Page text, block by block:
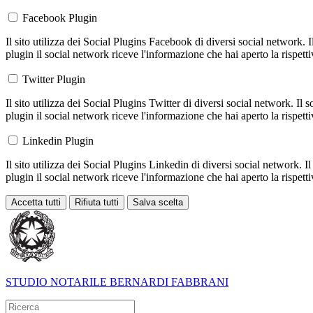
Facebook Plugin
Il sito utilizza dei Social Plugins Facebook di diversi social network.
plugin il social network riceve l'informazione che hai aperto la
Twitter Plugin
Il sito utilizza dei Social Plugins Twitter di diversi social network. Il
plugin il social network riceve l'informazione che hai aperto la
Linkedin Plugin
Il sito utilizza dei Social Plugins Linkedin di diversi social network.
plugin il social network riceve l'informazione che hai aperto la
Accetta tutti Rifiuta tutti Salva scelta
Loading...
STUDIO NOTARILE BERNARDI FABBRANI